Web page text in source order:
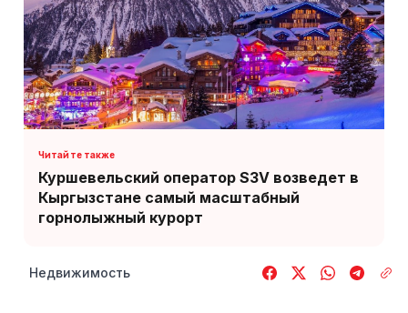
Куршевельский оператор S3V возведет в
Кыргызстане самый масштабный
горнолыжный курорт
Недвижимость